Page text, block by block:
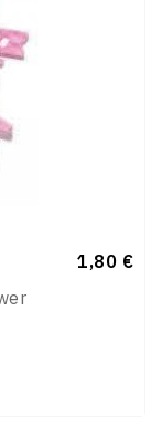
Preço
1,80 €